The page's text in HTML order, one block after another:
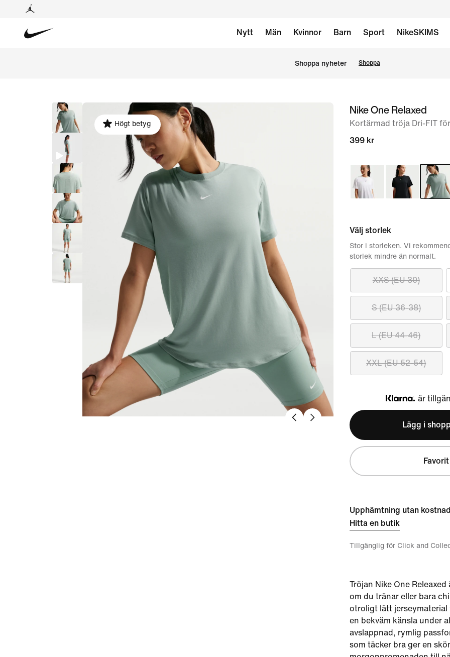
Nytt Män Kvinnor Barn Sport NikeSKIMS
Shoppa nyheter Shoppa
Högt betyg
Nike One Relaxed
Kortärmad tröja Dri-FIT
399 kr
Välj storlek
XXS (EU 30)
S (EU 36-38)
L (EU 44-46)
XXL (EU 52-54)
Stor i storleken. Vi
storlek mindre än normalt.
Klarna
är
Lägg i
Favorit
Upphämtning utan
Hitta en butik
Tillgänglig för Click and
Tröjan Nike One
om du tränar eller bara
otroligt lätt
en bekväm känsla under
avslappnad, rymlig
som täcker bra ger en